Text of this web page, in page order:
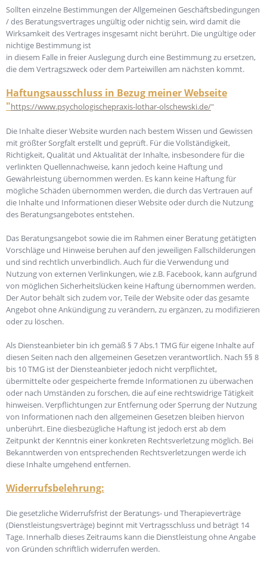
Sollten einzelne Bestimmungen der Allgemeinen Geschäftsbedingungen
/ des Beratungsvertrages ungültig oder nichtig sein, wird damit die
Wirksamkeit des Vertrages insgesamt nicht berührt. Die ungültige oder
nichtige Bestimmung ist
in diesem Falle in freier Auslegung durch eine Bestimmung zu ersetzen,
die dem Vertragszweck oder dem Parteiwillen am nächsten kommt.
Haftungsausschluss in Bezug meiner Webseite
"https://www.psychologischepraxis-lothar-olschewski.de/"
Die Inhalte dieser Website wurden nach bestem Wissen und Gewissen
mit größter Sorgfalt erstellt und geprüft. Für die Vollständigkeit,
Richtigkeit, Qualität und Aktualität der Inhalte, insbesondere für die
verlinkten Quellennachweise, kann jedoch keine Haftung und
Gewährleistung übernommen werden. Es kann keine Haftung für
mögliche Schäden übernommen werden, die durch das Vertrauen auf
die Inhalte und Informationen dieser Website oder durch die Nutzung
des Beratungsangebotes entstehen.
Das Beratungsangebot sowie die im Rahmen einer Beratung getätigten
Vorschläge und Hinweise beruhen auf den jeweiligen Fallschilderungen
und sind rechtlich unverbindlich. Auch für die Verwendung und
Nutzung von externen Verlinkungen, wie z.B. Facebook, kann aufgrund
von möglichen Sicherheitslücken keine Haftung übernommen werden.
Der Autor behält sich zudem vor, Teile der Website oder das gesamte
Angebot ohne Ankündigung zu verändern, zu ergänzen, zu modifizieren
oder zu löschen.
Als Diensteanbieter bin ich gemäß § 7 Abs.1 TMG für eigene Inhalte auf
diesen Seiten nach den allgemeinen Gesetzen verantwortlich. Nach §§ 8
bis 10 TMG ist der Diensteanbieter jedoch nicht verpflichtet,
übermittelte oder gespeicherte fremde Informationen zu überwachen
oder nach Umständen zu forschen, die auf eine rechtswidrige Tätigkeit
hinweisen. Verpflichtungen zur Entfernung oder Sperrung der Nutzung
von Informationen nach den allgemeinen Gesetzen bleiben hiervon
unberührt. Eine diesbezügliche Haftung ist jedoch erst ab dem
Zeitpunkt der Kenntnis einer konkreten Rechtsverletzung möglich. Bei
Bekanntwerden von entsprechenden Rechtsverletzungen werde ich
diese Inhalte umgehend entfernen.
Widerrufsbelehrung:
Die gesetzliche Widerrufsfrist der Beratungs- und Therapieverträge
(Dienstleistungsverträge) beginnt mit Vertragsschluss und beträgt 14
Tage. Innerhalb dieses Zeitraums kann die Dienstleistung ohne Angabe
von Gründen schriftlich widerrufen werden.